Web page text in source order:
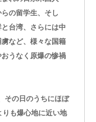
の留学生、そし
台湾、さらには中
など、様々な国籍
うなく原爆の惨禍
その日のうちにほぼ
も爆心地に近い地